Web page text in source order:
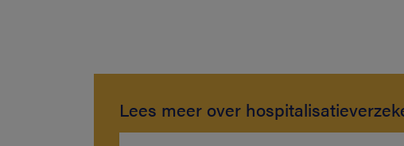
Lees meer over